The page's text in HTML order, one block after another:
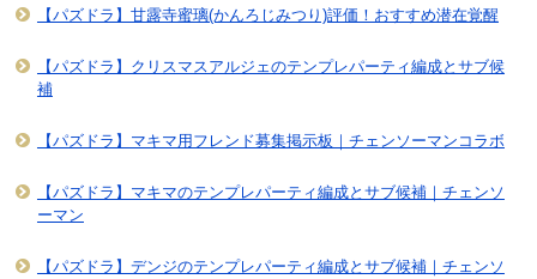
【パズドラ】甘露寺蜜璃(かんろじみつり)評価！おすすめ潜在覚醒
【パズドラ】クリスマスアルジェのテンプレパーティ編成とサブ候
補
【パズドラ】マキマ用フレンド募集掲示板｜チェンソーマンコラボ
【パズドラ】マキマのテンプレパーティ編成とサブ候補｜チェンソ
ーマン
【パズドラ】デンジのテンプレパーティ編成とサブ候補｜チェンソ